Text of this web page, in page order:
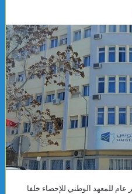
عام للمعهد الوطني للإحصاء خلفا